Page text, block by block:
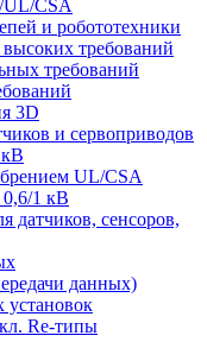
CSA
и робототехники
требований
требований
3D
и сервоприводов
кВ
UL/CSA
0,6/1 кВ
датчиков, cенсоров,
данных)
установок
Re-типы